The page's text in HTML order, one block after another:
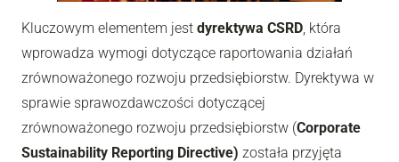
Kluczowym elementem jest dyrektywa CSRD, która
wprowadza wymogi dotyczące raportowania działań
zrównoważonego rozwoju przedsiębiorstw. Dyrektywa w
sprawie sprawozdawczości dotyczącej
zrównoważonego rozwoju przedsiębiorstw (Corporate
Sustainability Reporting Directive) została przyjęta